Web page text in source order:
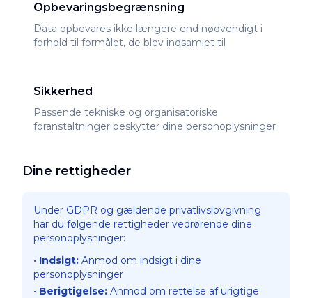
Opbevaringsbegrænsning
Data opbevares ikke længere end nødvendigt i
forhold til formålet, de blev indsamlet til
Sikkerhed
Passende tekniske og organisatoriske
foranstaltninger beskytter dine personoplysninger
Dine rettigheder
Under GDPR og gældende privatlivslovgivning
har du følgende rettigheder vedrørende dine
personoplysninger:
• Indsigt: Anmod om indsigt i dine
personoplysninger
• Berigtigelse: Anmod om rettelse af urigtige